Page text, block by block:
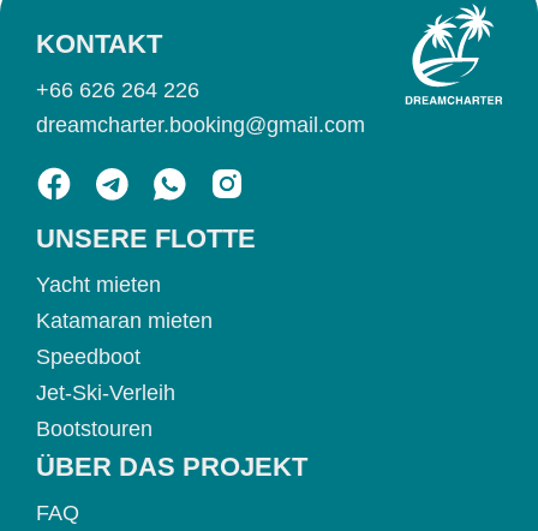
UNSERE FLOTTE
Yacht mieten
Katamaran mieten
Speedboot
Jet-Ski-Verleih
Bootstouren
ÜBER DAS PROJEKT
FAQ
KONTAKT
+66 626 264 226
dreamcharter.booking@gmail.com